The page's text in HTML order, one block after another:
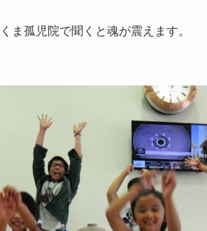
ま孤児院で聞くと魂が震えます。